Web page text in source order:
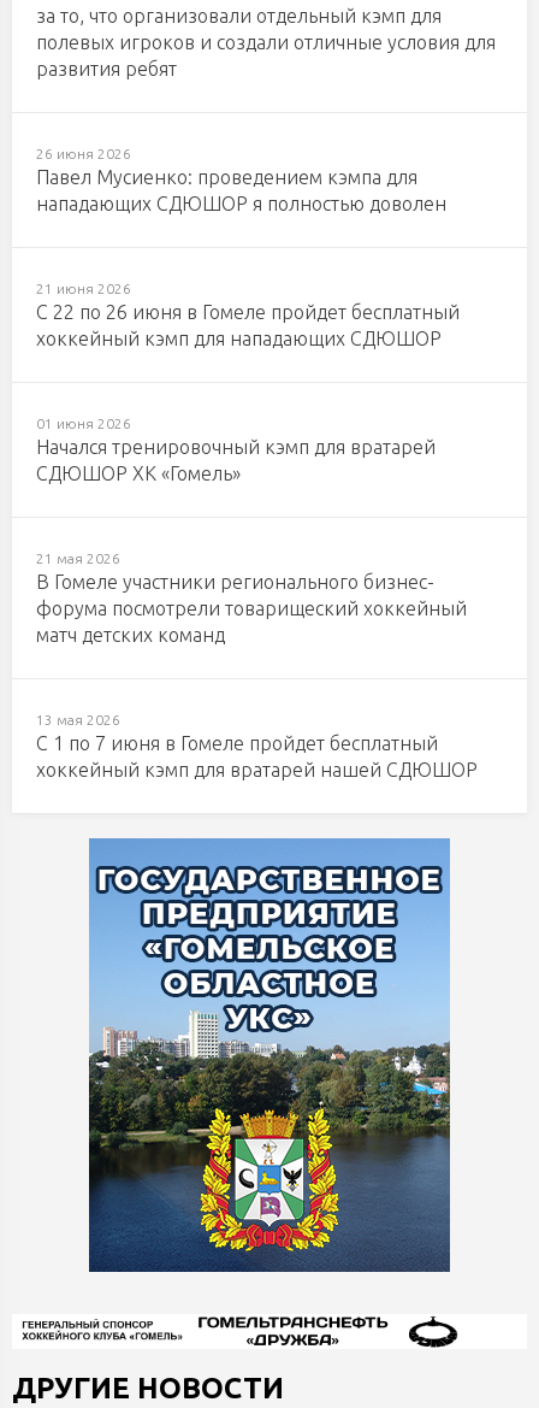
за то, что организовали отдельный кэмп для
полевых игроков и создали отличные условия для
развития ребят
26 июня 2026
Павел Мусиенко: проведением кэмпа для
нападающих СДЮШОР я полностью доволен
21 июня 2026
С 22 по 26 июня в Гомеле пройдет бесплатный
хоккейный кэмп для нападающих СДЮШОР
01 июня 2026
Начался тренировочный кэмп для вратарей
СДЮШОР ХК «Гомель»
21 мая 2026
В Гомеле участники регионального бизнес-
форума посмотрели товарищеский хоккейный
матч детских команд
13 мая 2026
С 1 по 7 июня в Гомеле пройдет бесплатный
хоккейный кэмп для вратарей нашей СДЮШОР
ДРУГИЕ НОВОСТИ